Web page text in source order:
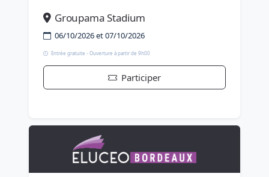
Groupama Stadium
06/10/2026 et 07/10/2026
Entrée gratuite - Ouverture à partir de 9h00
Participer